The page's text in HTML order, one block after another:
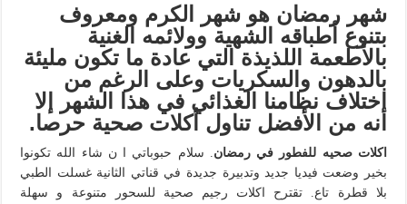
شهر رمضان هو شهر الكرم ومعروف
بتنوع أطباقه الشهية وولائمه الغنية
بالأطعمة اللذيذة التي عادة ما تكون مليئة
بالدهون والسكريات وعلى الرغم من
اختلاف نظامنا الغذائي في هذا الشهر إلا
أنه من الأفضل تناول أكلات صحية حرصا.
اكلات صحيه للفطور في رمضان . سلام حبوباتي ا ن شاء الله تكونوا
بخير وضعت فيديا جديد وتدبيرة جديدة في قناتي الثانية غسلت الطبي
بلا قطرة تاع. تقترح اكلات رجيم صحية للسحور متنوعة و سهلة